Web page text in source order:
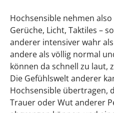
Wissenschaftlerin,
Ruhige Berufe:
Bibliothekar,
Selbstständigkeit für
Freiberuflichkeit –
Hochsensible nehmen
Gerüche, Licht, Taktiles –
anderer intensiver wahr
andere als völlig normal
können da schnell zu laut,
Die Gefühlswelt anderer
Hochsensible übertragen,
Trauer oder Wut anderer